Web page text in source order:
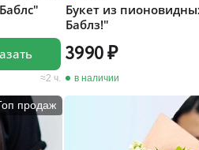
2 ч.
Букет из
Баблз!"
3990
в наличии
продаж